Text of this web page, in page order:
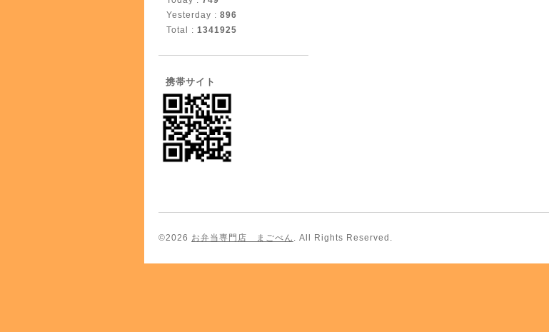
Yesterday : 896
Total : 1341925
携帯サイト
©2026 お弁当専門店 まごべん . All Rights Reserved.